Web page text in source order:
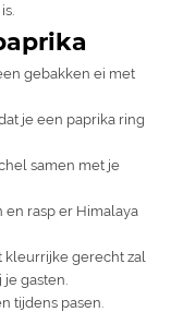
gebakken ei met
je een paprika ring
samen met je
en rasp er Himalaya
kleurrijke gerecht zal
gasten.
tijdens pasen.